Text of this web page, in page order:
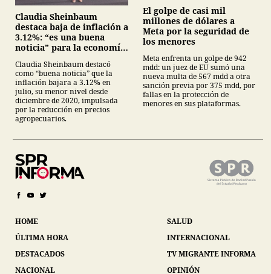
Claudia Sheinbaum
destaca baja de inflación a
3.12%: “es una buena
noticia” para la economía
Claudia Sheinbaum destacó
como “buena noticia” que la
inflación bajara a 3.12% en
julio, su menor nivel desde
diciembre de 2020, impulsada
por la reducción en precios
agropecuarios.
El golpe de casi mil
millones de dólares a
Meta por la seguridad de
los menores
Meta enfrenta un golpe de 942
mdd: un juez de EU sumó una
nueva multa de 567 mdd a otra
sanción previa por 375 mdd, por
fallas en la protección de
menores en sus plataformas.
HOME
ÚLTIMA HORA
DESTACADOS
NACIONAL
SALUD
INTERNACIONAL
TV MIGRANTE INFORMA
OPINIÓN